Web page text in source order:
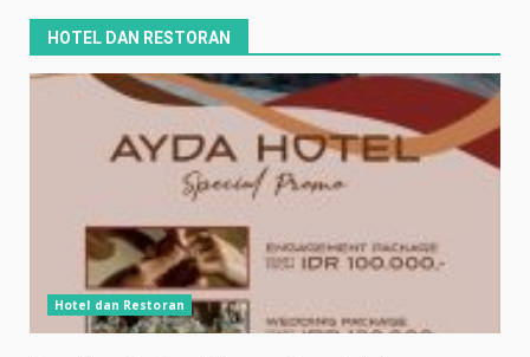
HOTEL DAN RESTORAN
Hotel dan Restoran